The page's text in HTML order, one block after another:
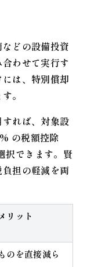
どの設備投資
わせて実行す
は、特別償却
。
れば、対象設
の税額控除
択できます。賢
担の軽減を両
リット
のを直接減ら